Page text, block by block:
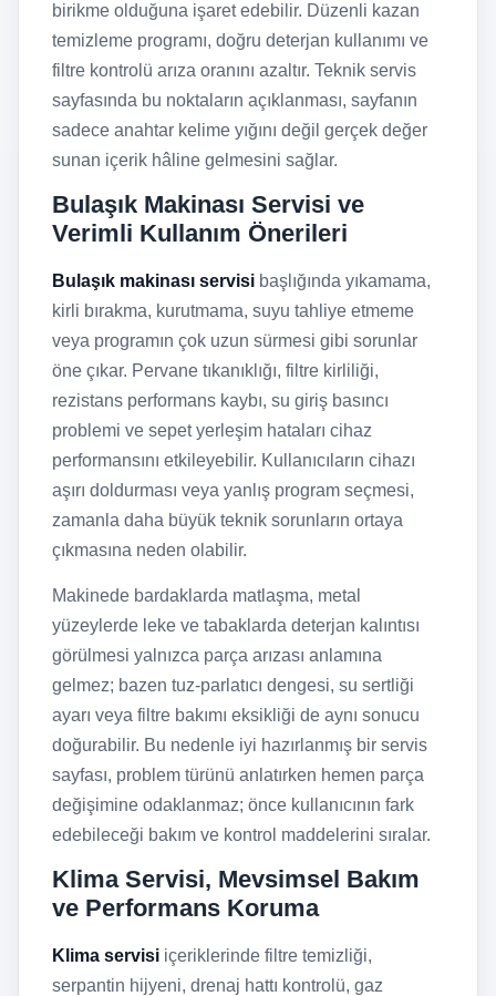
birikme olduğuna işaret edebilir. Düzenli kazan
temizleme programı, doğru deterjan kullanımı ve
filtre kontrolü arıza oranını azaltır. Teknik servis
sayfasında bu noktaların açıklanması, sayfanın
sadece anahtar kelime yığını değil gerçek değer
sunan içerik hâline gelmesini sağlar.
Bulaşık Makinası Servisi ve
Verimli Kullanım Önerileri
Bulaşık makinası servisi başlığında yıkamama,
kirli bırakma, kurutmama, suyu tahliye etmeme
veya programın çok uzun sürmesi gibi sorunlar
öne çıkar. Pervane tıkanıklığı, filtre kirliliği,
rezistans performans kaybı, su giriş basıncı
problemi ve sepet yerleşim hataları cihaz
performansını etkileyebilir. Kullanıcıların cihazı
aşırı doldurması veya yanlış program seçmesi,
zamanla daha büyük teknik sorunların ortaya
çıkmasına neden olabilir.
Makinede bardaklarda matlaşma, metal
yüzeylerde leke ve tabaklarda deterjan kalıntısı
görülmesi yalnızca parça arızası anlamına
gelmez; bazen tuz-parlatıcı dengesi, su sertliği
ayarı veya filtre bakımı eksikliği de aynı sonucu
doğurabilir. Bu nedenle iyi hazırlanmış bir servis
sayfası, problem türünü anlatırken hemen parça
değişimine odaklanmaz; önce kullanıcının fark
edebileceği bakım ve kontrol maddelerini sıralar.
Klima Servisi, Mevsimsel Bakım
ve Performans Koruma
Klima servisi içeriklerinde filtre temizliği,
serpantin hijyeni, drenaj hattı kontrolü, gaz